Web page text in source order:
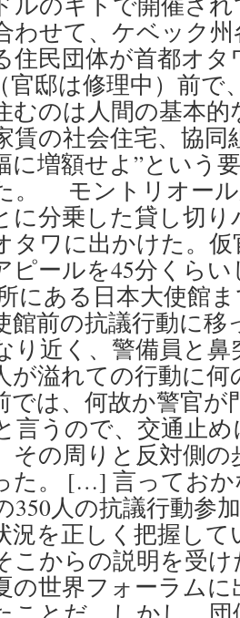
わせて、ケベック州
住民団体が首都オ
官邸は修理中）前で
むのは人間の基本
賃の社会住宅、協同
に増額せよ”という
。 モントリオー
に分乗した貸し切
タワに出かけた。
ピールを45分くら
にある日本大使館
館前の抗議行動に移
り近く、警備員と
が溢れての行動に
では、何故か警官
言うので、交通止
その周りと反対側
た。 […] 言ってお
350人の抗議行動参
況を正しく把握して
こからの説明を受
の世界フォーラム